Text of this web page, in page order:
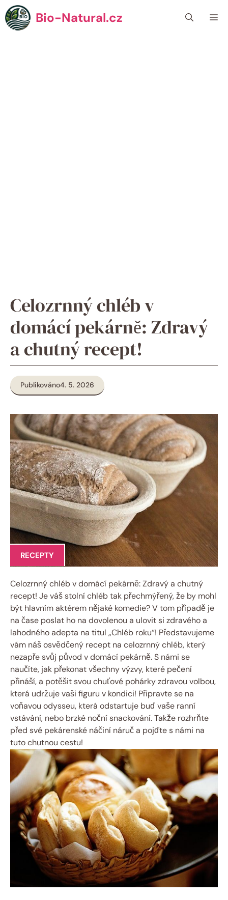
Přeskočit
na
obsah
Bio-Natural.cz
Celozrnný chléb v
domácí pekárně: Zdravý
a chutný recept!
Publikováno4. 5. 2026
RECEPTY
Celozrnný chléb v domácí pekárně: Zdravý a chutný
recept! Je váš stolní chléb tak přechmýřený, že by mohl
být hlavním aktérem nějaké komedie? V tom případě je
na čase poslat ho na dovolenou a ulovit si zdravého a
lahodného adepta na titul „Chléb roku“! Představujeme
vám náš osvědčený recept na celozrnný chléb, který
nezapře svůj původ v domácí pekárně. S námi se
naučíte, jak překonat všechny výzvy, které pečení
přináší, a potěšit svou chuťové pohárky zdravou volbou,
která udržuje vaši figuru v kondici! Připravte se na
voňavou odysseu, která odstartuje buď vaše ranní
vstávání, nebo brzké noční snackování. Takže rozhrňte
před své pekárenské náčiní náruč a pojďte s námi na
tuto chutnou cestu!